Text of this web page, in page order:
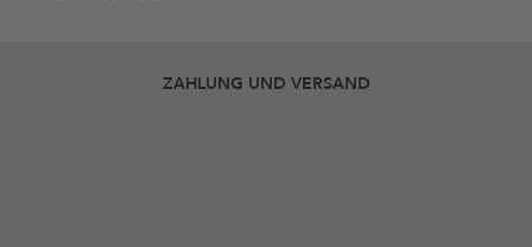
ZAHLUNG UND VERSAND